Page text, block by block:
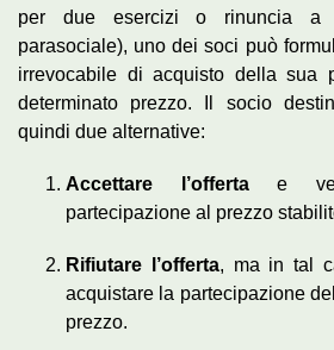
per due esercizi o rinuncia a
parasociale), uno dei soci può
irrevocabile di acquisto della sua
determinato prezzo. Il socio
quindi due alternative:
Accettare l’offertae
partecipazione al prezzo
Rifiutare l’offerta, ma in tal
acquistare la partecipazione
prezzo.